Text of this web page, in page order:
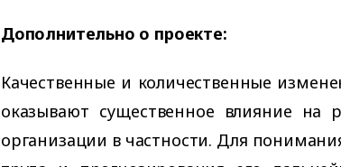
Дополнительно о проекте:
Качественные и количественные
оказывают существенное влияние
организации в частности. Для